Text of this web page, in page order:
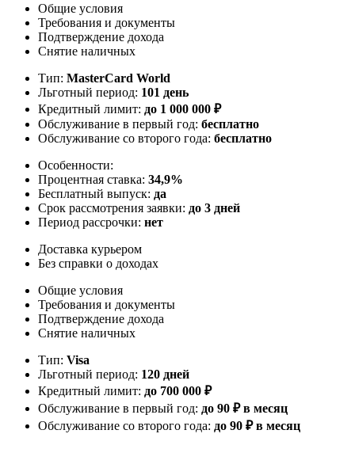
Общие условия
Требования и документы
Подтверждение дохода
Снятие наличных
Тип: MasterСard World
Льготный период: 101 день
Кредитный лимит: до 1 000 000 ₽
Обслуживание в первый год: бесплатно
Обслуживание со второго года: бесплатно
Особенности:
Процентная ставка: 34,9%
Бесплатный выпуск: да
Срок рассмотрения заявки: до 3 дней
Период рассрочки: нет
Доставка курьером
Без справки о доходах
Общие условия
Требования и документы
Подтверждение дохода
Снятие наличных
Тип: Visa
Льготный период: 120 дней
Кредитный лимит: до 700 000 ₽
Обслуживание в первый год: до 90 ₽ в месяц
Обслуживание со второго года: до 90 ₽ в месяц